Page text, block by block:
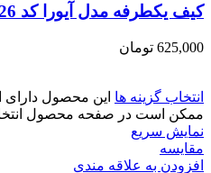
کیف یکطرفه مدل آیورا کد 3226
625,000 تومان
انتخاب گزینه ها این محصول دارای
ممکن است در صفحه محصول
نمایش سریع
مقايسه
افزودن به علاقه مندی